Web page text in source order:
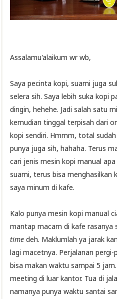
Assalamu'alaikum wr wb,
Saya pecinta kopi, suami juga
selera sih. Saya lebih suka kopi
dingin, hehehe. Jadi salah satu
kemudian tinggal terpisah dari
kopi sendiri. Hmmm, total
punya juga sih, hahaha. Terus
cari jenis mesin kopi manual
suami, terus bisa menghasilkan
saya minum di kafe.
Kalo punya mesin kopi manual
mantap macam di kafe rasanya
time deh. Maklumlah ya jarak
lagi macetnya. Perjalanan
bisa makan waktu sampai 5
meeting di luar kantor. Tua di
namanya punya waktu santai